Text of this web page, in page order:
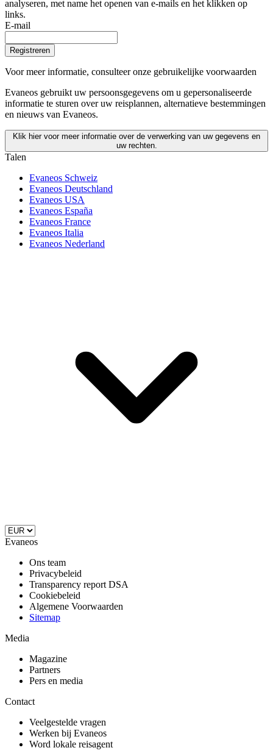
analyseren, met name het openen van e-mails en het klikken op
links.
E-mail
Registreren
Voor meer informatie, consulteer onze gebruikelijke voorwaarden
Evaneos gebruikt uw persoonsgegevens om u gepersonaliseerde
informatie te sturen over uw reisplannen, alternatieve bestemmingen
en nieuws van Evaneos.
Klik hier voor meer informatie over de verwerking van uw gegevens en
uw rechten.
Talen
Evaneos Schweiz
Evaneos Deutschland
Evaneos USA
Evaneos España
Evaneos France
Evaneos Italia
Evaneos Nederland
Evaneos
Ons team
Privacybeleid
Transparency report DSA
Cookiebeleid
Algemene Voorwaarden
Sitemap
Media
Magazine
Partners
Pers en media
Contact
Veelgestelde vragen
Werken bij Evaneos
Word lokale reisagent